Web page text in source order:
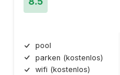
pool
parken (kostenlos)
wifi (kostenlos)